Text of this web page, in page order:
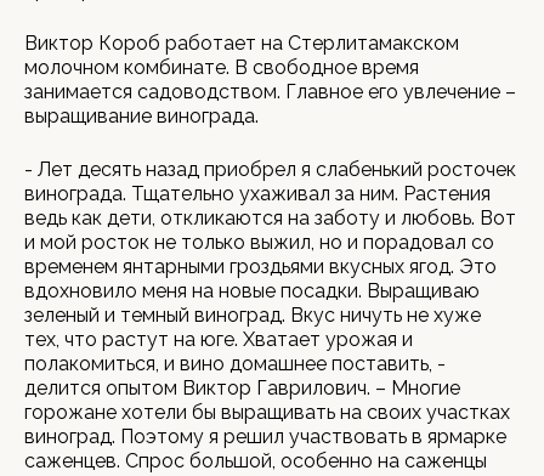
Виктор Короб работает на Стерлитамакском
молочном комбинате. В свободное время
занимается садоводством. Главное его увлечение –
выращивание винограда.
- Лет десять назад приобрел я слабенький росточек
винограда. Тщательно ухаживал за ним. Растения
ведь как дети, откликаются на заботу и любовь. Вот
и мой росток не только выжил, но и порадовал со
временем янтарными гроздьями вкусных ягод. Это
вдохновило меня на новые посадки. Выращиваю
зеленый и темный виноград. Вкус ничуть не хуже
тех, что растут на юге. Хватает урожая и
полакомиться, и вино домашнее поставить, -
делится опытом Виктор Гаврилович. – Многие
горожане хотели бы выращивать на своих участках
виноград. Поэтому я решил участвовать в ярмарке
саженцев. Спрос большой, особенно на саженцы